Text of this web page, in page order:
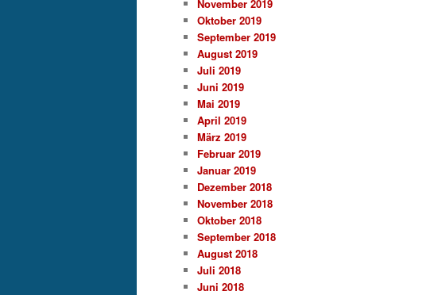
November 2019
Oktober 2019
September 2019
August 2019
Juli 2019
Juni 2019
Mai 2019
April 2019
März 2019
Februar 2019
Januar 2019
Dezember 2018
November 2018
Oktober 2018
September 2018
August 2018
Juli 2018
Juni 2018